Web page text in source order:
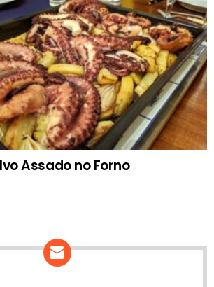
Assado no Forno